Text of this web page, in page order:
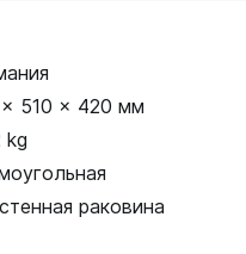
510 x 420 мм
kg
раковина